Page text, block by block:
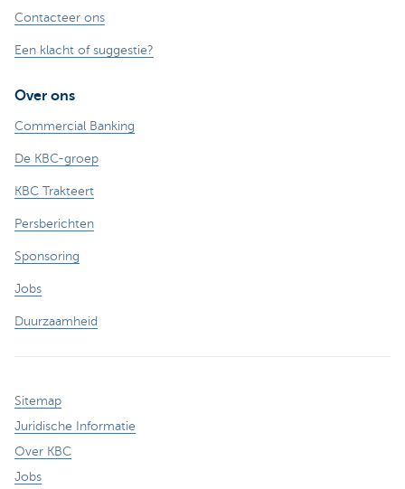
Contacteer ons
Een klacht of suggestie?
Over ons
Commercial Banking
De KBC-groep
KBC Trakteert
Persberichten
Sponsoring
Jobs
Duurzaamheid
Sitemap
Juridische Informatie
Over KBC
Jobs